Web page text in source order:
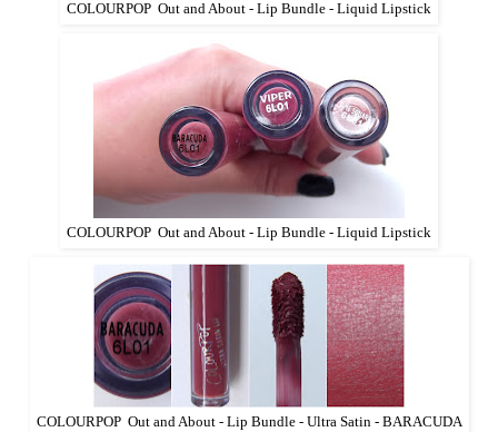
COLOURPOP Out and About - Lip Bundle - Liquid Lipstick
COLOURPOP Out and About - Lip Bundle - Liquid Lipstick
COLOURPOP Out and About - Lip Bundle - Ultra Satin - BARACUDA